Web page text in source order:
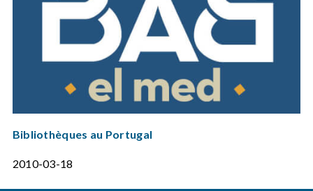
Bibliothèques au Portugal
2010-03-18